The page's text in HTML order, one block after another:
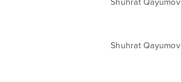
Shuhrat Qayumov
Shuhrat Qayumov